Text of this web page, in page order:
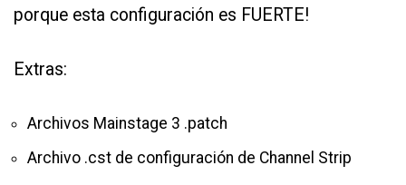
porque esta configuración es FUERTE!
Extras:
Archivos Mainstage 3 .patch
Archivo .cst de configuración de Channel Strip